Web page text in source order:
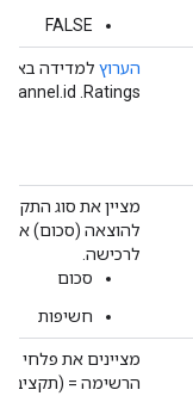
FALSE
הערוץ
Ratings. ‫Format = UniversalChannel.id
מציין את סוג
להוצאה (סכום) או
לרכישה.
סכום
חשיפות
מציינים את פלחי
הרשימה = (תקציב,